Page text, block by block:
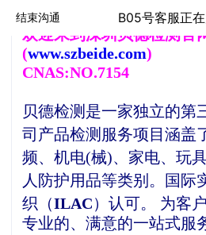
结束沟通 B05号客服正
欢 迎来到深圳贝德检测官
(www.szbeide.com)
CNAS:NO.7154
贝德检测是一家独立的第
司产品检测服务项目涵盖
频、机电(械)、家电、玩
人防护用品等类别。
国际
织（ILAC）认可。
为客
专业的、满意的一站式服